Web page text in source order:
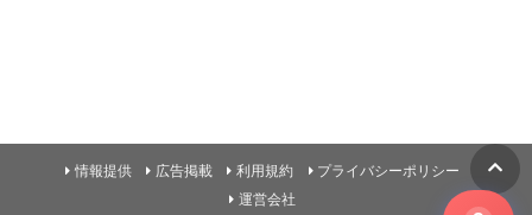
情報提供 広告掲載 利用規約
プライバシーポリシー
運営会社